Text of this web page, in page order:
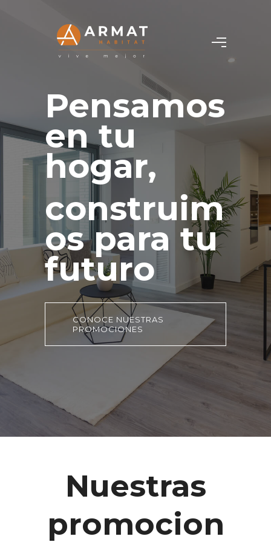
Pensamos
en tu
hogar,
construim
os para tu
futuro
CONOCE NUESTRAS
PROMOCIONES
Nuestras
promocion